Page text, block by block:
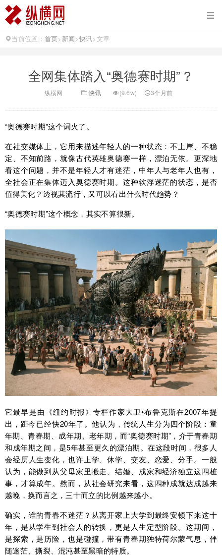
当前位置： 首页> 新闻>快讯>文章
全网集体踏入“奥德赛时期”？
纵横网 快讯 (9.6w) 3个月前
“奥德赛时期”这个词火了。
在社交媒体上，它用来描述年轻人的一种状态：不上岸、不稳
定、不知前路，就像古代英雄奥德赛一样，漂泊无依。更深地
看这个问题，并不是年轻人才有迷茫，中年人与老年人也有，
全社会正在集体迈入奥德赛时期。这种软浮迷茫的状态，是否
值得美化？透视其流行，又可以看出什么时代趋势？
“奥德赛时期”这个概念，其实不算很新。
它最早是由《纽约时报》专栏作家大卫•布鲁克斯在2007年提
出，距今已经快20年了。他认为，传统人生分为四个阶段：童
年期、青春期、成年期、老年期，而“奥德赛时期”，介于青春期
和成年期之间，是5年甚至更久的漂泊期。在这段时间，很多人
会经历人生变化，也许上学、休学、交友、恋爱、分手。一般
认为，能做到从父母家里搬走、结婚、成家和经济独立这四桩
事，才算成年。然而，从社会研究来看，这四种成就达成越来
越晚，换而言之，三十而立的比例越来越小。
确实，谁的青春不迷茫？从离开家上大学到最终安顿下来这十
年，是从学生到社会人的转换，更是人生定型阶段。这期间，
是探索，是历险，也是碰撞，带有青春期独特荷尔蒙气息，伴
随迷茫、撕裂、混沌甚至黑暗的特质。